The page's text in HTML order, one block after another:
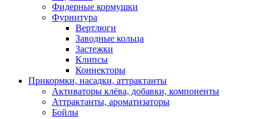
Фидерные кормушки
Фурнитура
Вертлюги
Заводные кольца
Застежки
Клипсы
Коннекторы
Прикормки, насадки, аттрактанты
Активаторы клёва, добавки, компоненты
Аттрактанты, ароматизаторы
Бойлы